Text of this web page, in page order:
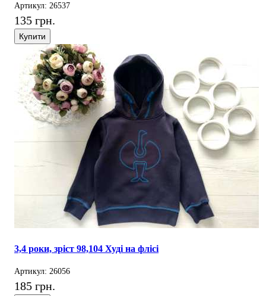
Артикул: 26537
135 грн.
Купити
3,4 роки, зріст 98,104 Худі на флісі
Артикул: 26056
185 грн.